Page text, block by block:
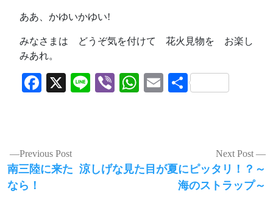
ああ、かゆいかゆい!
みなさまは どうぞ気を付けて 花火見物を お楽し
みあれ。
Facebook
X LineViberWhatsApp
Email
共
投
稿
ナ
Previous Post
Previous
post:
南三陸に来た
なら！
Next Post
Next
涼しげな見た目が夏にピッタリ！？～
海のストラップ～